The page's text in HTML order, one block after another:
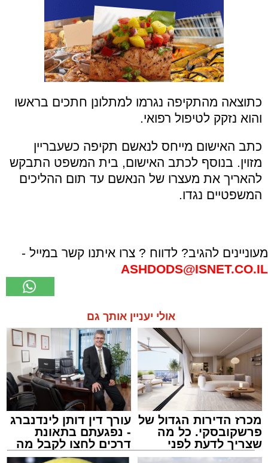
כתוצאה מהתקיפה נגרמו למתלונן חתכים בראשו
והוא נזקק לטיפול רפואי.
כתב האישום מייחס לנאשם תקיפה כשעבריין
מזוין. בנוסף לכתב האישום, בית המשפט התבקש
להאריך את מעצרו של הנאשם עד תום ההליכים
המשפטיים נגדו.
מעוניינים להגיב? לדווח ? צרו איתנו קשר במייל -
ASHDODS@ISNET.CO.IL
אולי יעניין אותך גם
מכרז הדירות הגדול של
פרשקובסקי. כל מה
שצריך לדעת לפני
שמגישים הצעה לדירה
עורך דין דותן לינדנברג
- נפגעתם בתאונת
דרכים לחצו לקבל מה
שמגיע לכם